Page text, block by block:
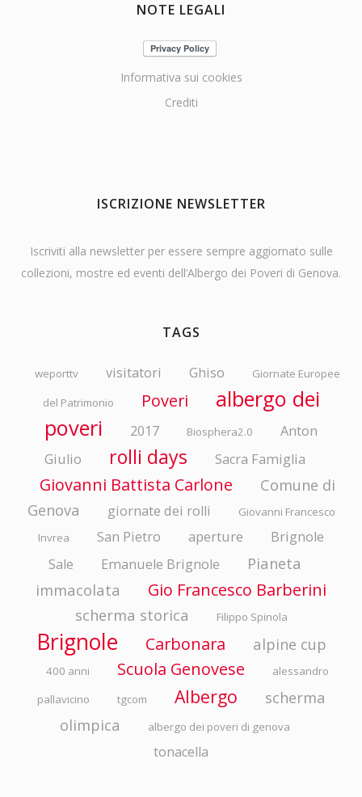
NOTE LEGALI
Informativa sui cookies
Crediti
ISCRIZIONE NEWSLETTER
Iscriviti alla newsletter per essere sempre aggiornato sulle
collezioni, mostre ed eventi dell’Albergo dei Poveri di Genova.
TAGS
weporttv visitatori Ghiso
Giornate Europee
del Patrimonio
Poveri
albergo dei
poveri
2017 Biosphera2.0
Anton
Giulio
rolli days Sacra Famiglia
Giovanni Battista Carlone
Comune di
Genova
giornate dei rolli
Giovanni Francesco
Invrea
San Pietro aperture
Brignole
Sale
Emanuele Brignole
Pianeta
immacolata
Gio Francesco Barberini
scherma storica Filippo Spinola
Brignole Carbonara alpine cup
400 anni Scuola Genovese
alessandro
pallavicino
tgcom Albergo
scherma
olimpica
albergo dei poveri di genova
tonacella